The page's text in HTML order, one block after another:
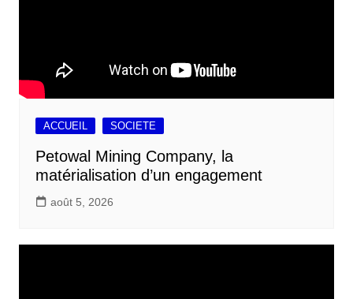
ACCUEIL SOCIETE
Petowal Mining Company, la
matérialisation d’un engagement
août 5, 2026